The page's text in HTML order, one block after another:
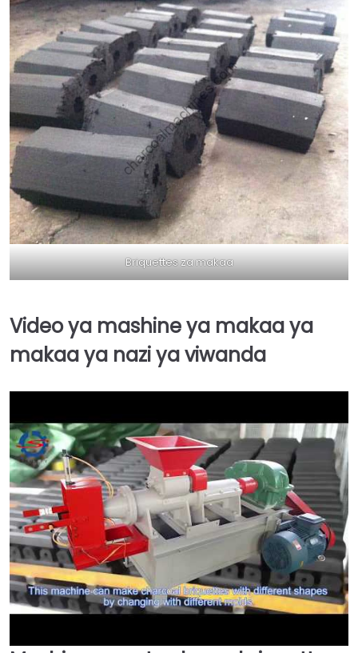
Briquettes za makaa
Video ya mashine ya makaa ya
makaa ya nazi ya viwanda